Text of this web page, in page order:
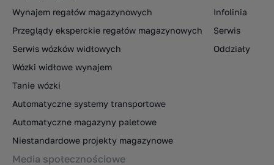
Wynajem regałów magazynowych
Przeglądy eksperckie regałów magazynowych
Serwis wózków widłowych
Wózki widłowe wynajem
Tanie wózki
Automatyczne systemy transportowe
Automatyczne magazyny paletowe
Niestandardowe projekty magazynowe
Infolinia
Serwis
Oddziały
Media społecznościowe